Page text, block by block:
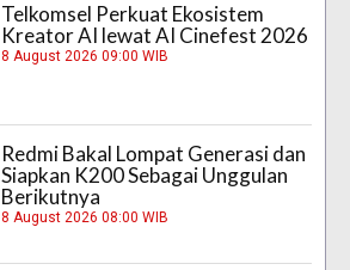
Telkomsel Perkuat Ekosistem
Kreator AI lewat AI Cinefest 2026
8 August 2026 09:00 WIB
Redmi Bakal Lompat Generasi dan
Siapkan K200 Sebagai Unggulan
Berikutnya
8 August 2026 08:00 WIB